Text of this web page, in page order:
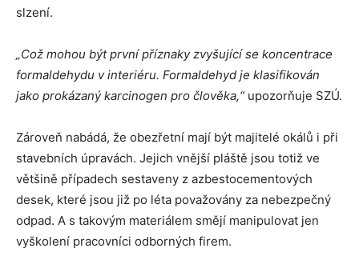
slzení.
„Což mohou být první příznaky zvyšující se koncentrace
formaldehydu v interiéru. Formaldehyd je klasifikován
jako prokázaný karcinogen pro člověka,“ upozorňuje SZÚ.
Zároveň nabádá, že obezřetní mají být majitelé okálů i při
stavebních úpravách. Jejich vnější pláště jsou totiž ve
většině případech sestaveny z azbestocementových
desek, které jsou již po léta považovány za nebezpečný
odpad. A s takovým materiálem smějí manipulovat jen
vyškolení pracovníci odborných firem.